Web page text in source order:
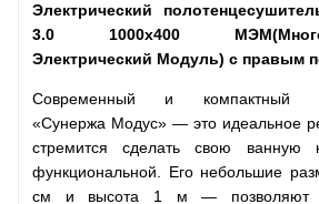
Электрический
3.0 1000х400
Электрический Модуль) с правым
Современный и компактный
«Сунержа Модус» — это идеальное
стремится сделать свою ванную
функциональной. Его небольшие
см и высота 1 м — позволяют